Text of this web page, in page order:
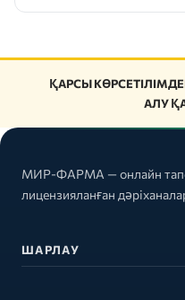
ҚАРСЫ
АЛУ
МИР-ФАРМА — онлайн
лицензияланған
ШАРЛАУ